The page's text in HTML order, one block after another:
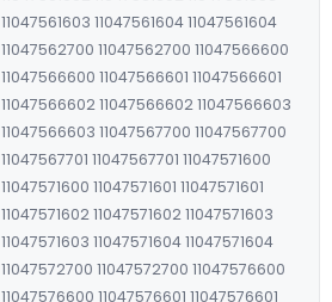
11047561603 11047561604 11047561604
11047562700 11047562700 11047566600
11047566600 11047566601 11047566601
11047566602 11047566602 11047566603
11047566603 11047567700 11047567700
11047567701 11047567701 11047571600
11047571600 11047571601 11047571601
11047571602 11047571602 11047571603
11047571603 11047571604 11047571604
11047572700 11047572700 11047576600
11047576600 11047576601 11047576601